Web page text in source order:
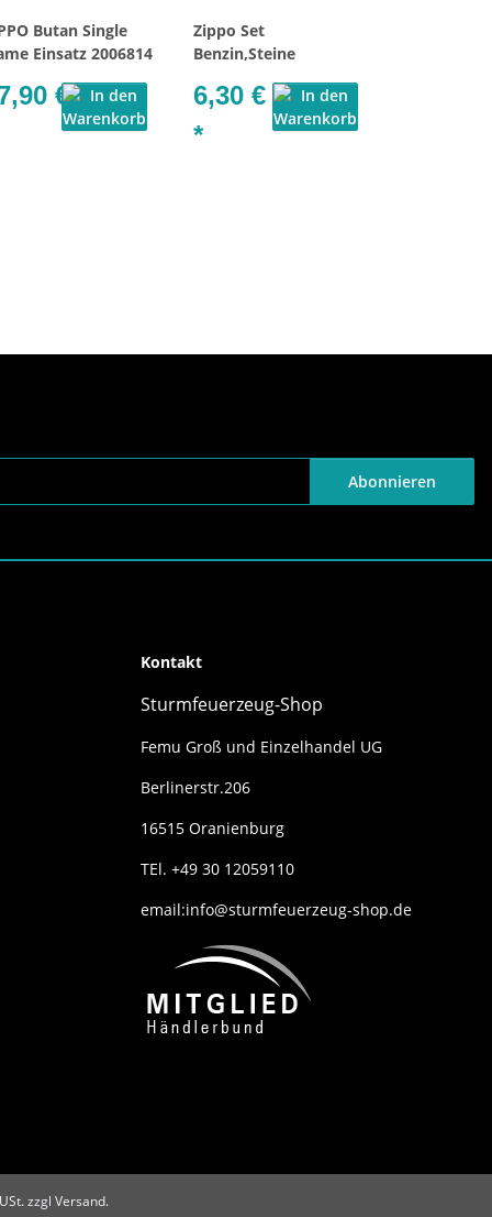
Butan Single
Einsatz 2006814
€
Zippo Set
Benzin,Steine
6,30 €
*
Abonnieren
Kontakt
Sturmfeuerzeug-Shop
Femu Groß und Einzelhandel UG
Berlinerstr.206
16515 Oranienburg
TEl. +49 30 12059110
email:info@sturmfeuerzeug-shop.de
zzgl Versand.